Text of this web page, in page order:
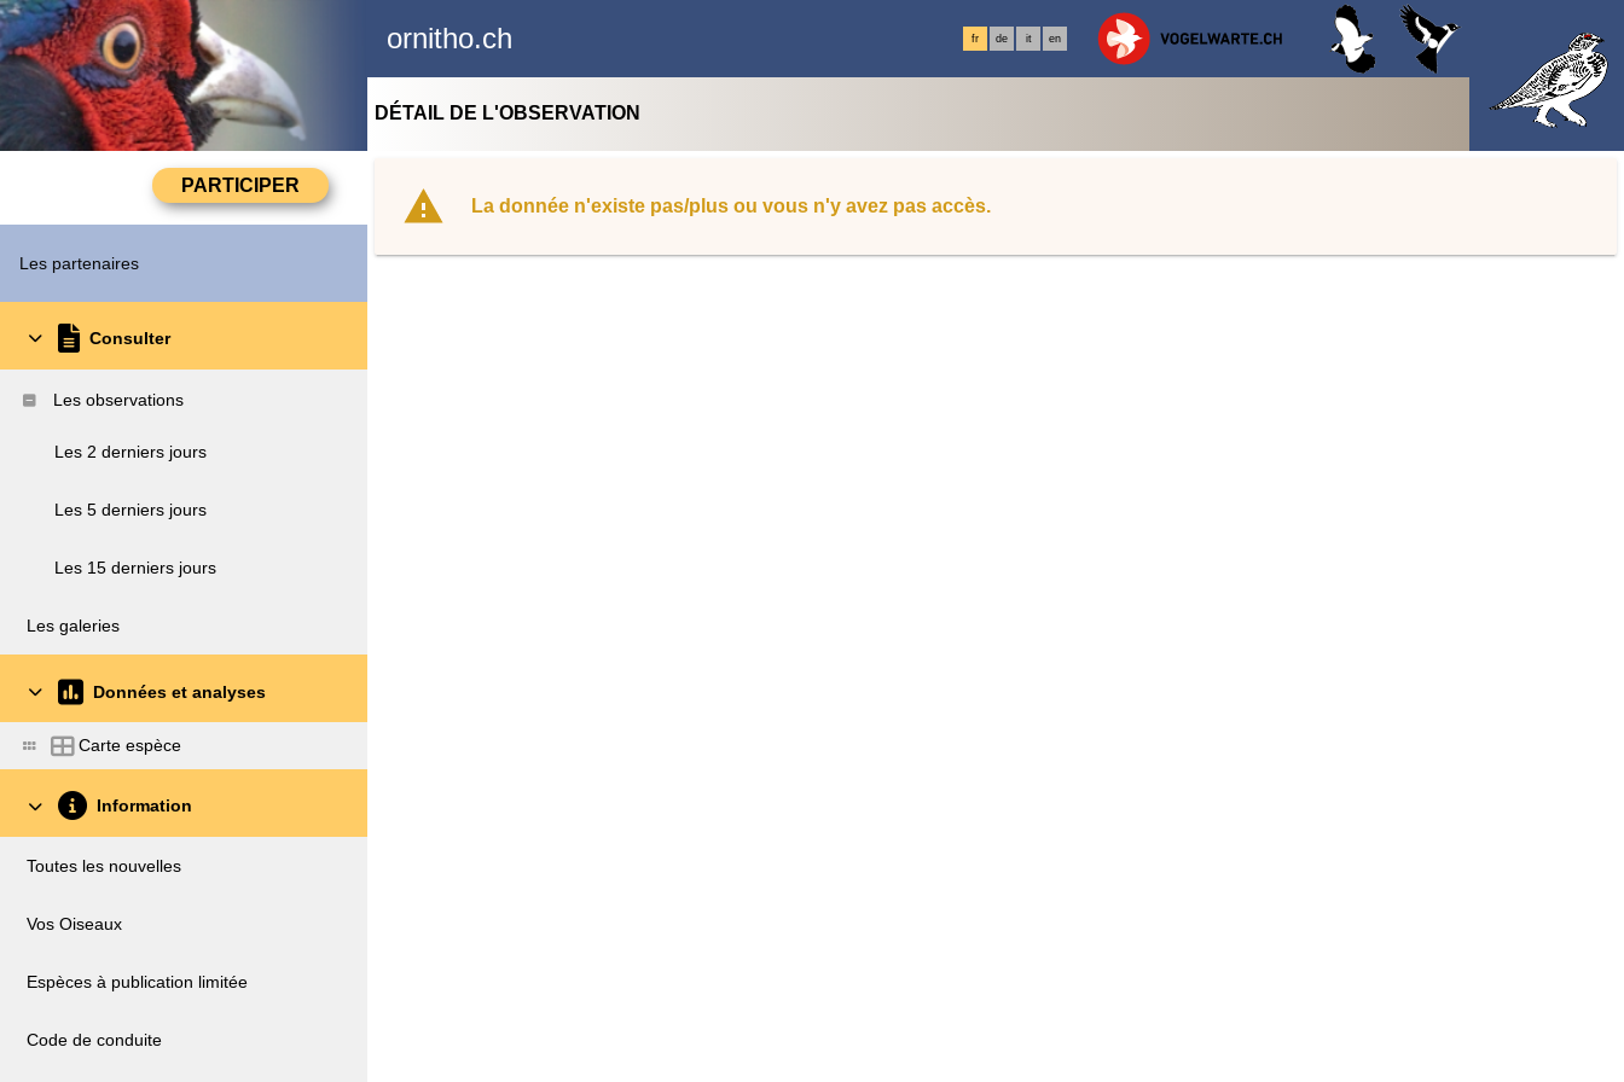
ornitho.ch fr de it en
Les partenaires
Consulter
Les observations
Les 2 derniers jours
Les 5 derniers jours
Les 15 derniers jours
Les galeries
Données et analyses
Carte espèce
Information
Toutes les nouvelles
Vos Oiseaux
Espèces à publication limitée
Code de conduite
DÉTAIL DE L'OBSERVATION
La donnée n'existe pas/plus ou vous n'y avez pas accès.